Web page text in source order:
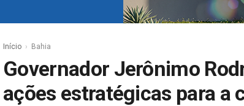
Início Bahia
Governador Jerônimo
ações estratégicas para a